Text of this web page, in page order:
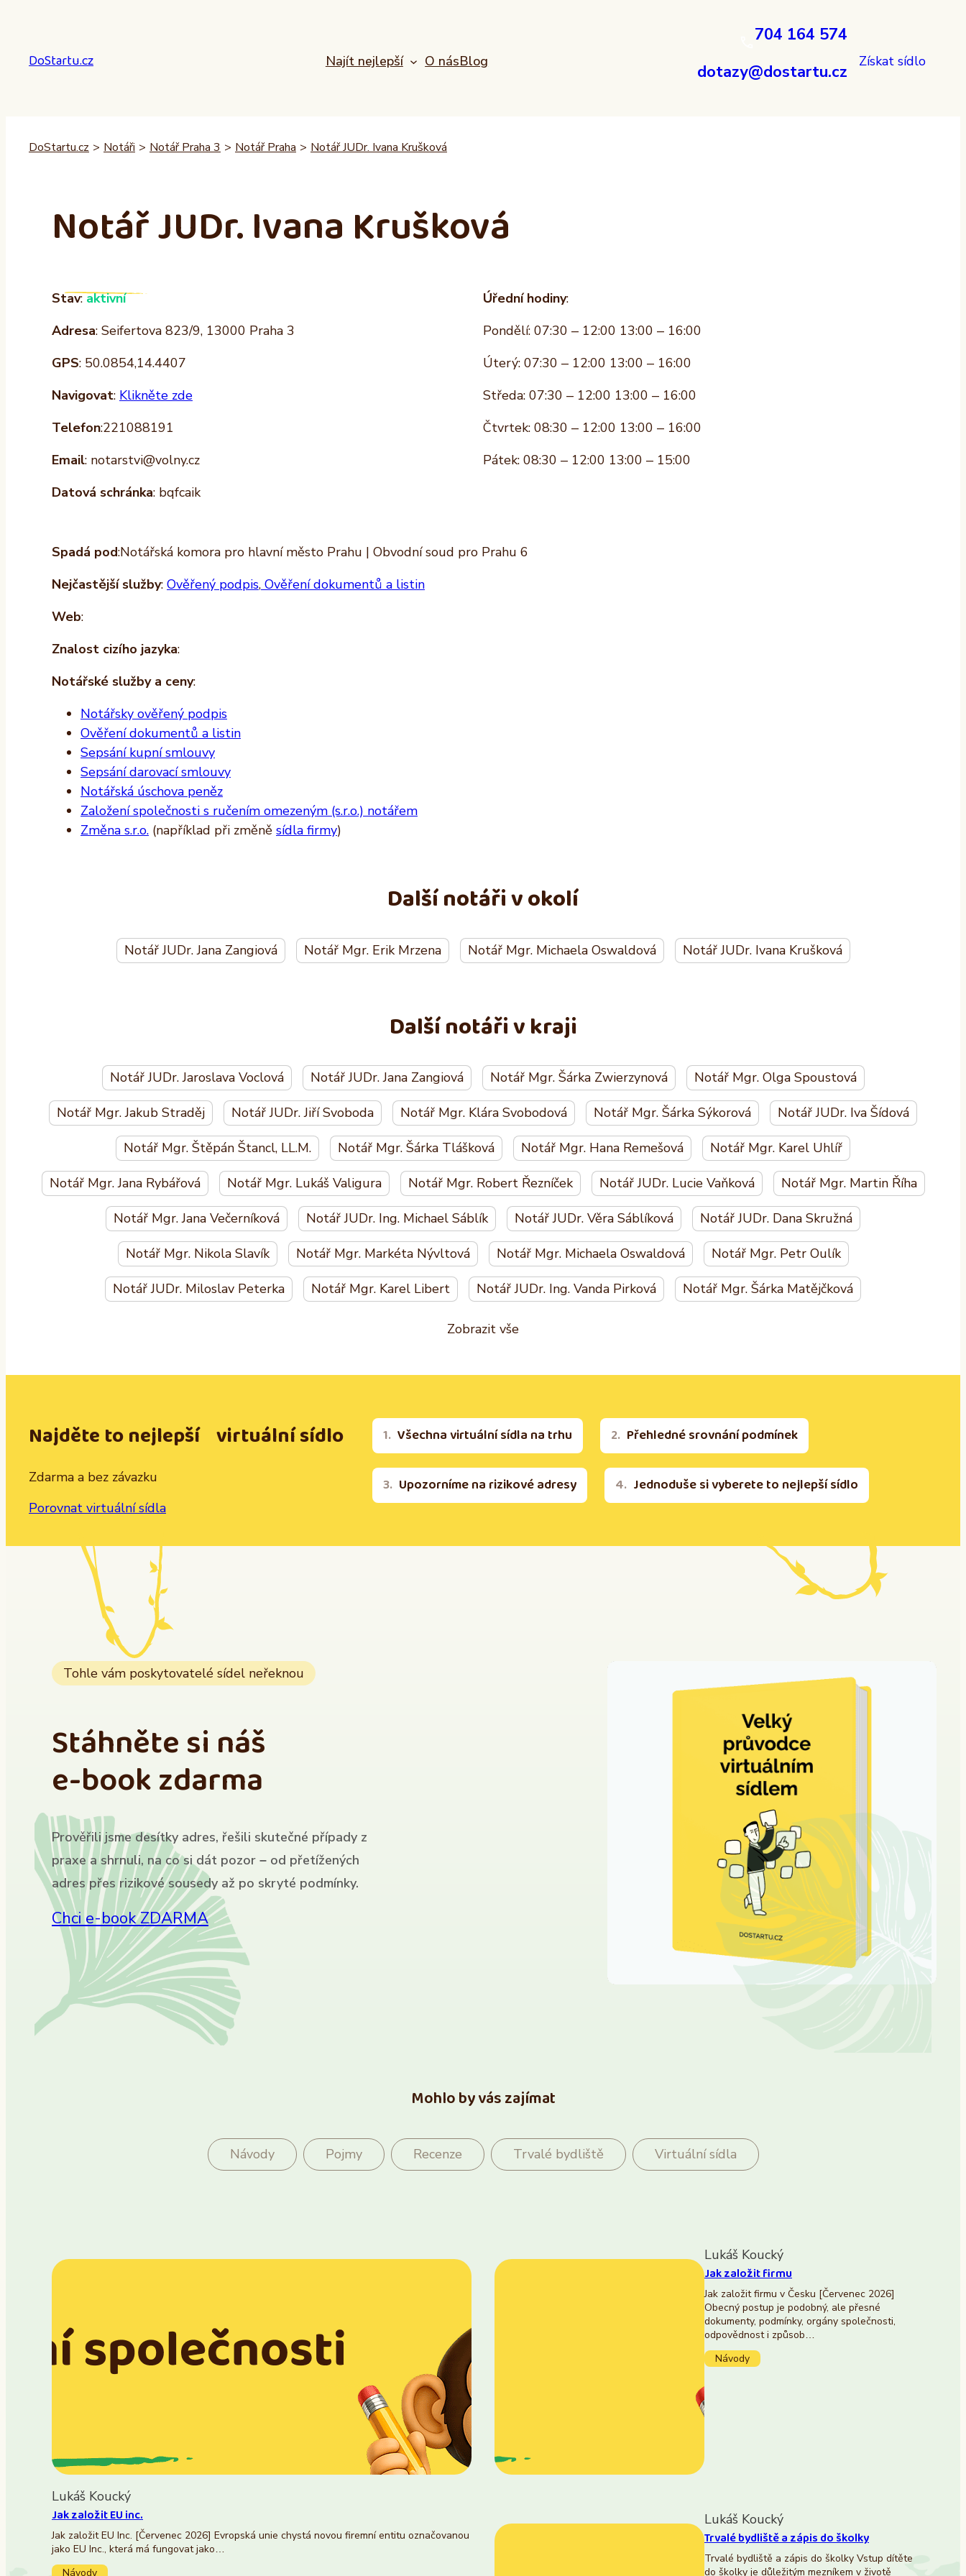
DoStartu.cz Najít nejlepší O násBlog
704 164 574
dotazy@dostartu.cz
Získat sídlo
DoStartu.cz > Notáři > Notář Praha 3 > Notář Praha > Notář JUDr. Ivana Krušková
Notář JUDr. Ivana Krušková
Stav:aktivní
Adresa: Seifertova 823/9, 13000 Praha 3
GPS: 50.0854,14.4407
Navigovat: Klikněte zde
Telefon:221088191
Email: notarstvi@volny.cz
Datová schránka: bqfcaik
Úřední hodiny:
Pondělí: 07:30 – 12:00 13:00 – 16:00
Úterý: 07:30 – 12:00 13:00 – 16:00
Středa: 07:30 – 12:00 13:00 – 16:00
Čtvrtek: 08:30 – 12:00 13:00 – 16:00
Pátek: 08:30 – 12:00 13:00 – 15:00
Spadá pod:Notářská komora pro hlavní město Prahu | Obvodní soud pro Prahu 6
Nejčastější služby: Ověřený podpis, Ověření dokumentů a listin
Web:
Znalost cizího jazyka:
Notářské služby a ceny:
Notářsky ověřený podpis
Ověření dokumentů a listin
Sepsání kupní smlouvy
Sepsání darovací smlouvy
Notářská úschova peněz
Založení společnosti s ručením omezeným (s.r.o.) notářem
Změna s.r.o. (například při změně sídla firmy)
Další notáři v okolí
Notář JUDr. Jana Zangiová Notář Mgr. Erik Mrzena Notář Mgr. Michaela Oswaldová Notář JUDr. Ivana Krušková
Další notáři v kraji
Notář JUDr. Jaroslava Voclová Notář JUDr. Jana Zangiová Notář Mgr. Šárka Zwierzynová Notář Mgr. Olga Spoustová
Notář Mgr. Jakub Straděj Notář JUDr. Jiří Svoboda Notář Mgr. Klára Svobodová Notář Mgr. Šárka Sýkorová Notář JUDr. Iva Šídová
Notář Mgr. Štěpán Štancl, LL.M. Notář Mgr. Šárka Tlášková Notář Mgr. Hana Remešová Notář Mgr. Karel Uhlíř
Notář Mgr. Jana Rybářová Notář Mgr. Lukáš Valigura Notář Mgr. Robert Řezníček Notář JUDr. Lucie Vaňková Notář Mgr. Martin Říha
Notář Mgr. Jana Večerníková Notář JUDr. Ing. Michael Sáblík Notář JUDr. Věra Sáblíková Notář JUDr. Dana Skružná
Notář Mgr. Nikola Slavík Notář Mgr. Markéta Nývltová Notář Mgr. Michaela Oswaldová Notář Mgr. Petr Oulík
Notář JUDr. Miloslav Peterka Notář Mgr. Karel Libert Notář JUDr. Ing. Vanda Pirková Notář Mgr. Šárka Matějčková
Zobrazit vše
Najděte to nejlepší virtuální sídlo
Zdarma a bez závazku
Porovnat virtuální sídla
Všechna virtuální sídla na trhu Přehledné srovnání podmínek
Upozorníme na rizikové adresy Jednoduše si vyberete to nejlepší sídlo
Tohle vám poskytovatelé sídel neřeknou
Stáhněte si náš
e-book zdarma
Prověřili jsme desítky adres, řešili skutečné případy z
praxe a shrnuli, na co si dát pozor – od přetížených
adres přes rizikové sousedy až po skryté podmínky.
Chci e-book ZDARMA
Mohlo by vás zajímat
Návody Pojmy Recenze Trvalé bydliště Virtuální sídla
Lukáš Koucký
Jak založit EU inc.
Jak založit EU Inc. [Červenec 2026] Evropská unie chystá novou firemní entitu označovanou
jako EU Inc., která má fungovat jako…
Návody
Lukáš Koucký
Jak založit firmu
Jak založit firmu v Česku [Červenec 2026]
Obecný postup je podobný, ale přesné
dokumenty, podmínky, orgány společnosti,
odpovědnost i způsob…
Návody
Lukáš Koucký
Trvalé bydliště a zápis do školky
Trvalé bydliště a zápis do školky Vstup dítěte
do školky je důležitým mezníkem v životě